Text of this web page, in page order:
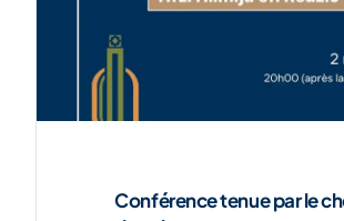
Conférence tenue par le